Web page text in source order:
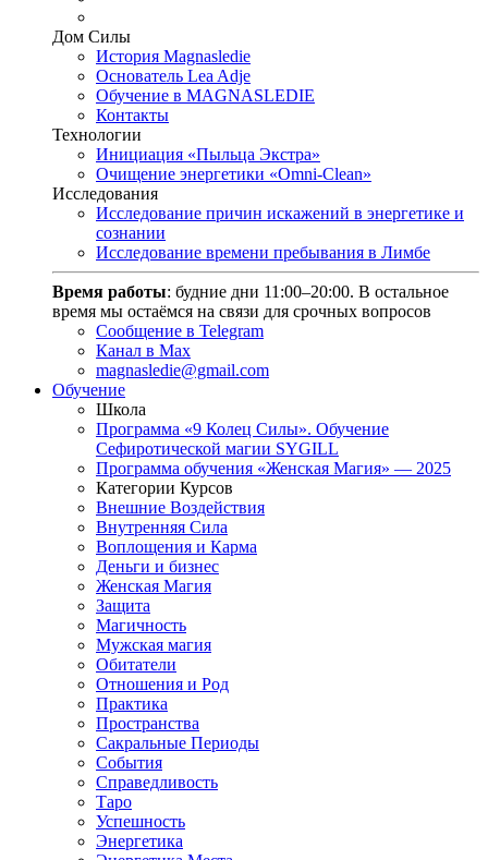
Дом Силы
История Magnasledie
Основатель Lea Adje
Обучение в MAGNASLEDIE
Контакты
Технологии
Инициация «Пыльца Экстра»
Очищение энергетики «Omni-Clean»
Исследования
Исследование причин искажений в энергетике и
сознании
Исследование времени пребывания в Лимбе
Время работы: будние дни 11:00–20:00. В остальное
время мы остаёмся на связи для срочных вопросов
Сообщение в Telegram
Канал в Max
magnasledie@gmail.com
Обучение
Школа
Программа «9 Колец Силы». Обучение
Сефиротической магии SYGILL
Программа обучения «Женская Магия» — 2025
Категории Курсов
Внешние Воздействия
Внутренняя Сила
Воплощения и Карма
Деньги и бизнес
Женская Магия
Защита
Магичность
Мужская магия
Обитатели
Отношения и Род
Практика
Пространства
Сакральные Периоды
События
Справедливость
Таро
Успешность
Энергетика